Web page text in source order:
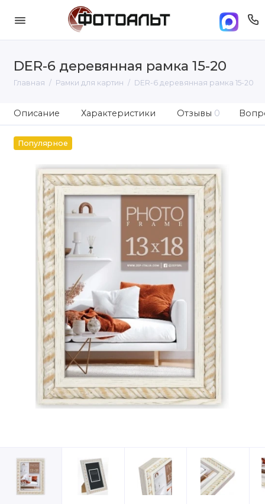
DER-6 деревянная рамка 15-20
Главная Рамки для картин DER-6 деревянная рамка 15-20
Описание Характеристики Отзывы 0
Популярное